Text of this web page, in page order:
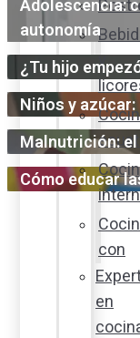
y
con
en
Adolescencia:
autonomía
¿Tu hijo
Niños y
Malnutrición:
Cómo educar